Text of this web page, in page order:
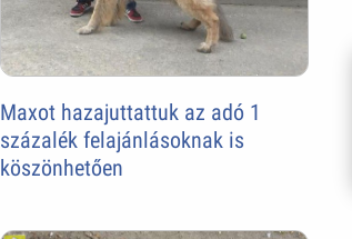
Maxot hazajuttattuk az adó 1
százalék felajánlásoknak is
köszönhetően